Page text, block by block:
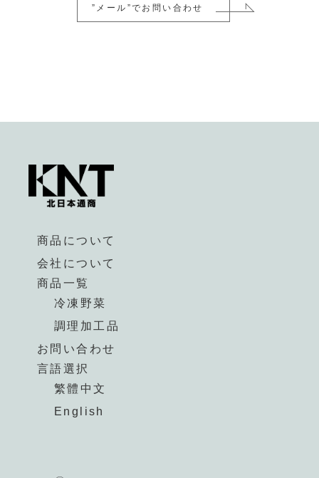
”メール”でお問い合わせ
商品について
会社について
商品一覧
冷凍野菜
調理加工品
お問い合わせ
言語選択
繁體中文
English